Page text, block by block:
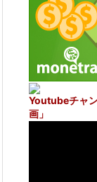
Youtubeチャ
画」